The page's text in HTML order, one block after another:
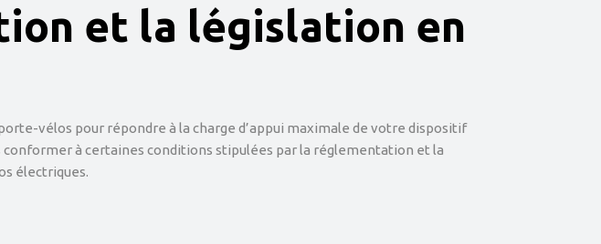
et la législation en
vélos pour répondre à la charge d’appui maximale de votre dispositif
conformer à certaines conditions stipulées par la réglementation et la
électriques.